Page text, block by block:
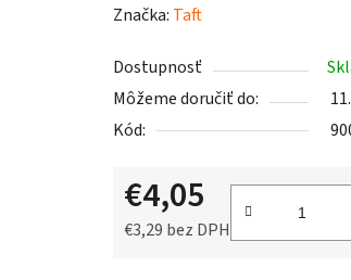
hodnotenie
je
0,0
z
hviezdičiek.
Značka: Taft
Dostupnosť
Môžeme doručiť do:
Kód:
€4,05
€3,29 bez DPH